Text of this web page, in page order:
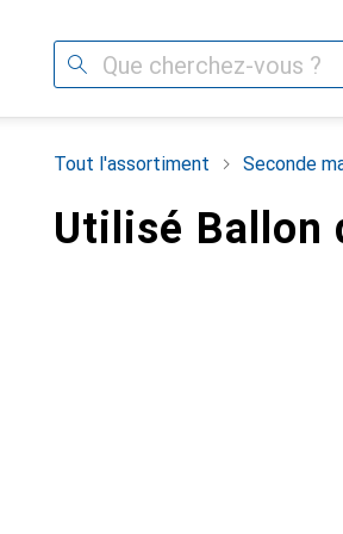
Recherche
Tout l'assortiment Seconde
Utilisé Ballon